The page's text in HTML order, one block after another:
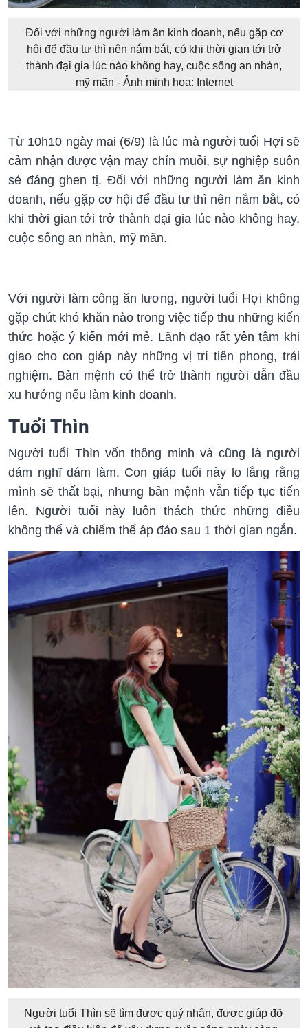
Đối với những người làm ăn kinh doanh, nếu gặp cơ
hội để đầu tư thì nên nắm bắt, có khi thời gian tới trở
thành đại gia lúc nào không hay, cuộc sống an nhàn,
mỹ mãn - Ảnh minh họa: Internet
Từ 10h10 ngày mai (6/9) là lúc mà người tuổi Hợi sẽ
cảm nhận được vận may chín muồi, sự nghiệp suôn
sẻ đáng ghen tị. Đối với những người làm ăn kinh
doanh, nếu gặp cơ hội để đầu tư thì nên nắm bắt, có
khi thời gian tới trở thành đại gia lúc nào không hay,
cuộc sống an nhàn, mỹ mãn.
Với người làm công ăn lương, người tuổi Hợi không
gặp chút khó khăn nào trong việc tiếp thu những kiến
thức hoặc ý kiến mới mẻ. Lãnh đạo rất yên tâm khi
giao cho con giáp này những vị trí tiên phong, trải
nghiệm. Bản mệnh có thể trở thành người dẫn đầu
xu hướng nếu làm kinh doanh.
Tuổi Thìn
Người tuổi Thìn vốn thông minh và cũng là người
dám nghĩ dám làm. Con giáp tuổi này lo lắng rằng
mình sẽ thất bại, nhưng bản mệnh vẫn tiếp tục tiến
lên. Người tuổi này luôn thách thức những điều
không thể và chiếm thế áp đảo sau 1 thời gian ngắn.
Người tuổi Thìn sẽ tìm được quý nhân, được giúp đỡ